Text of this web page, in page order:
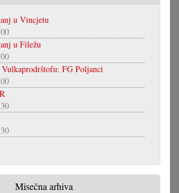
u Vincjetu
u Filežu
FG Poljanci
Misečna arhiva